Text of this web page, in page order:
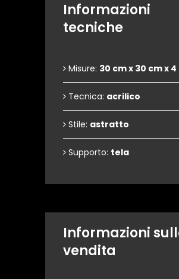
Informazioni
tecniche
Misure: 30 cm x 30 cm x
Tecnica: acrilico
Stile: astratto
Supporto: tela
Informazioni
vendita